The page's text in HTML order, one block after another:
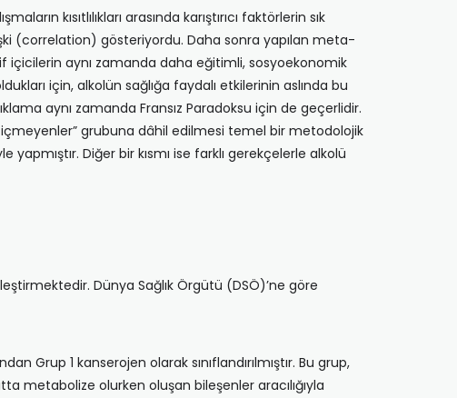
kısıtlılıkları arasında karıştırıcı faktörlerin sık
(correlation) gösteriyordu. Daha sonra yapılan meta-
içicilerin aynı zamanda daha eğitimli, sosyoekonomik
için, alkolün sağlığa faydalı etkilerinin aslında bu
aynı zamanda Fransız Paradoksu için de geçerlidir.
içmeyenler” grubuna dâhil edilmesi temel bir metodolojik
yapmıştır. Diğer bir kısmı ise farklı gerekçelerle alkolü
Dünya Sağlık Örgütü (DSÖ)’ne göre
Grup 1 kanserojen olarak sınıflandırılmıştır. Bu grup,
metabolize olurken oluşan bileşenler aracılığıyla